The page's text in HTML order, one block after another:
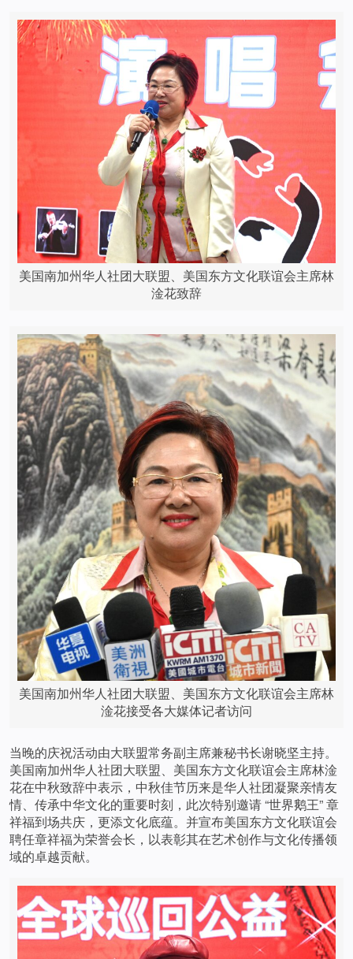
美国南加州华人社团大联盟、美国东方文化联谊会主席林
淦花致辞
美国南加州华人社团大联盟、美国东方文化联谊会主席林
淦花接受各大媒体记者访问
当晚的庆祝活动由大联盟常务副主席兼秘书长谢晓坚主持。
美国南加州华人社团大联盟、美国东方文化联谊会主席林淦
花在中秋致辞中表示，中秋佳节历来是华人社团凝聚亲情友
情、传承中华文化的重要时刻，此次特别邀请 “世界鹅王” 章
祥福到场共庆，更添文化底蕴。并宣布美国东方文化联谊会
聘任章祥福为荣誉会长，以表彰其在艺术创作与文化传播领
域的卓越贡献。